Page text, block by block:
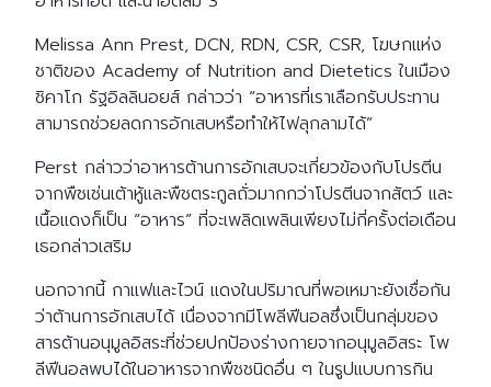
Melissa Ann Prest, DCN, RDN, CSR, CSR, โฆษกแห่ง
ชาติของ Academy of Nutrition and Dietetics ในเมือง
ชิคาโก รัฐอิลลินอยส์ กล่าวว่า “อาหารที่เราเลือกรับประทาน
สามารถช่วยลดการอักเสบหรือทำให้ไฟลุกลามได้”
Perst กล่าวว่าอาหารต้านการอักเสบจะเกี่ยวข้องกับโปรตีน
จากพืชเช่นเต้าหู้และพืชตระกูลถั่วมากกว่าโปรตีนจากสัตว์ และ
เนื้อแดงก็เป็น “อาหาร” ที่จะเพลิดเพลินเพียงไม่กี่ครั้งต่อเดือน
เธอกล่าวเสริม
นอกจากนี้ กาแฟและไวน์ แดงในปริมาณที่พอเหมาะยังเชื่อกัน
ว่าต้านการอักเสบได้ เนื่องจากมีโพลีฟีนอลซึ่งเป็นกลุ่มของ
สารต้านอนุมูลอิสระที่ช่วยปกป้องร่างกายจากอนุมูลอิสระ โพ
ลีฟีนอลพบได้ในอาหารจากพืชชนิดอื่น ๆ ในรูปแบบการกิน